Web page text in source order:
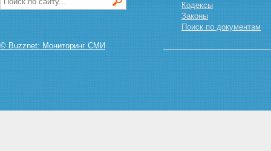
© Buzznet: Мониторинг СМИ
Кодексы
Законы
Поиск по документам